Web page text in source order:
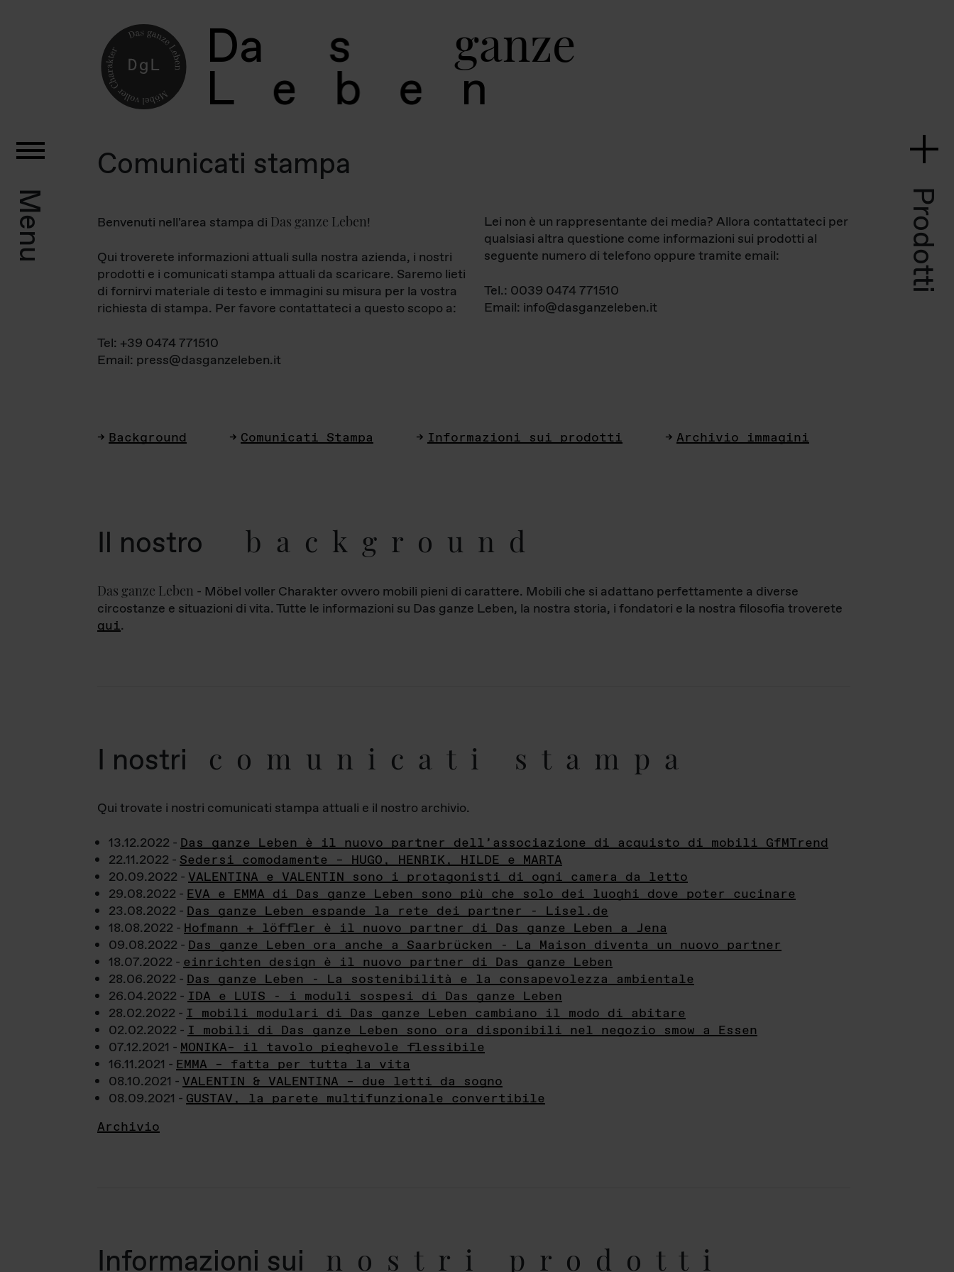
Da s ganz
L e b
Menu Prodotti
Comunicati stampa
Benvenuti nell'area stampa di Das ganze Leben!
Qui troverete informazioni attuali sulla nostra azienda, i nostri
prodotti e i comunicati stampa attuali da scaricare. Saremo lieti
di fornirvi materiale di testo e immagini su misura per la vostra
richiesta di stampa. Per favore contattateci a questo scopo a:
Tel: +39 0474 771510
Email: press@dasganzeleben.it
Lei non è un rappresentante dei media? Allora contattateci per
qualsiasi altra questione come informazioni sui prodotti al
seguente numero di telefono oppure tramite email:
Tel.: 0039 0474 771510
Email: info@dasganzeleben.it
Background Comunicati Stampa Informazioni sui prodotti Archivio immagini
Il nostro background
Das ganze Leben - Möbel voller Charakter ovvero mobili pieni di carattere. Mobili che si adattano perfettamente a diverse
circostanze e situazioni di vita. Tutte le informazioni su Das ganze Leben, la nostra storia, i fondatori e la nostra filosofia troverete
qui.
I nostri comunicati stampa
Qui trovate i nostri comunicati stampa attuali e il nostro archivio.
13.12.2022 - Das ganze Leben è il nuovo partner dell’associazione di acquisto di mobili GfMTrend
22.11.2022 - Sedersi comodamente – HUGO, HENRIK, HILDE e MARTA
20.09.2022 - VALENTINA e VALENTIN sono i protagonisti di ogni camera da letto
29.08.2022 - EVA e EMMA di Das ganze Leben sono più che solo dei luoghi dove poter cucinare
23.08.2022 - Das ganze Leben espande la rete dei partner - Lisel.de
18.08.2022 - Hofmann + löffler è il nuovo partner di Das ganze Leben a Jena
09.08.2022 - Das ganze Leben ora anche a Saarbrücken - La Maison diventa un nuovo partner
18.07.2022 - einrichten design è il nuovo partner di Das ganze Leben
28.06.2022 - Das ganze Leben - La sostenibilità e la consapevolezza ambientale
26.04.2022 - IDA e LUIS - i moduli sospesi di Das ganze Leben
28.02.2022 - I mobili modulari di Das ganze Leben cambiano il modo di abitare
02.02.2022 - I mobili di Das ganze Leben sono ora disponibili nel negozio smow a Essen
07.12.2021 - MONIKA– il tavolo pieghevole flessibile
16.11.2021 - EMMA – fatta per tutta la vita
08.10.2021 - VALENTIN & VALENTINA – due letti da sogno
08.09.2021 - GUSTAV, la parete multifunzionale convertibile
Archivio
Informazioni sui nostri prodotti